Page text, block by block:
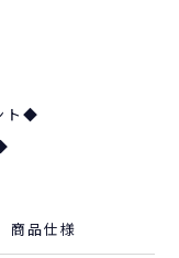
ト◆
商品仕様